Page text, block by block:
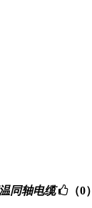
同轴电缆 （0）